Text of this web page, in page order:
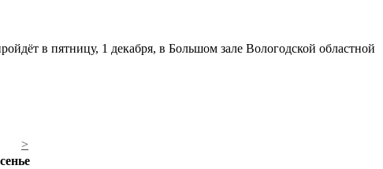
в пятницу, 1 декабря, в Большом зале Вологодской областной
>